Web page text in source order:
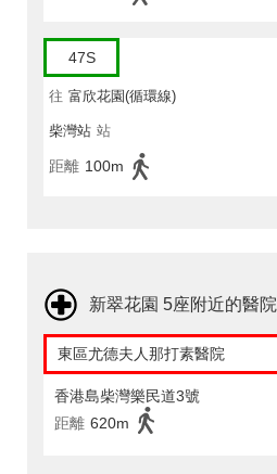
47S
往 富欣花園(循環線)
柴灣站 站
距離 100m
新翠花園 5座附近的醫院
東區尤德夫人那打素醫院
香港島柴灣樂民道3號
距離 620m